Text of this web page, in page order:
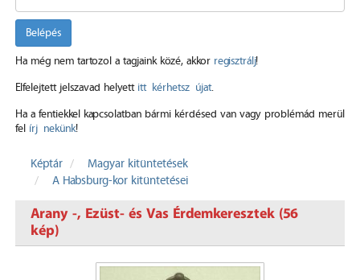
Belépés
Ha még nem tartozol a tagjaink közé, akkor regisztrálj!
Elfelejtett jelszavad helyett itt kérhetsz újat.
Ha a fentiekkel kapcsolatban bármi kérdésed van vagy problémád merül
fel írj nekünk!
Képtár
Magyar kitüntetések
A Habsburg-kor kitüntetései
Arany -, Ezüst- és Vas Érdemkeresztek (56
kép)